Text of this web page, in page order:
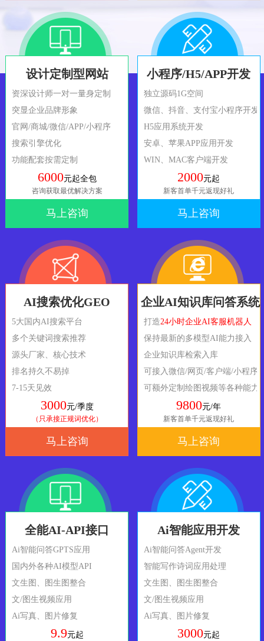
设计定制型网站
资深设计师一对一量身定制
突显企业品牌形象
官网/商城/微信/APP/小程序
搜索引擎优化
功能配套按需定制
6000元起全包
咨询获取最优解决方案
马上咨询
小程序/H5/APP开发
独立源码1G空间
微信、抖音、支付宝小程序开发
H5应用系统开发
安卓、苹果APP应用开发
WIN、MAC客户端开发
2000元起
新客首单千元返现好礼
马上咨询
AI搜索优化GEO
5大国内AI搜索平台
多个关键词搜索推荐
源头厂家、核心技术
排名持久不易掉
7-15天见效
3000元/季度
（只承接正规词优化）
马上咨询
企业AI知识库问答系统
打造24小时企业AI客服机器人
保持最新的多模型AI能力接入
企业知识库检索入库
可接入微信/网页/客户端/小程序
可额外定制绘图视频等各种能力
9800元/年
新客首单千元返现好礼
马上咨询
全能AI-API接口
Ai智能问答GPTS应用
国内外各种AI模型API
文生图、图生图整合
文/图生视频应用
Ai写真、图片修复
9.9元起
Ai智能应用开发
Ai智能问答Agent开发
智能写作诗词应用处理
文生图、图生图整合
文/图生视频应用
Ai写真、图片修复
3000元起